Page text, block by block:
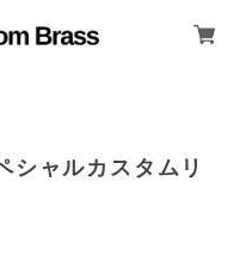
ャルカスタムリ